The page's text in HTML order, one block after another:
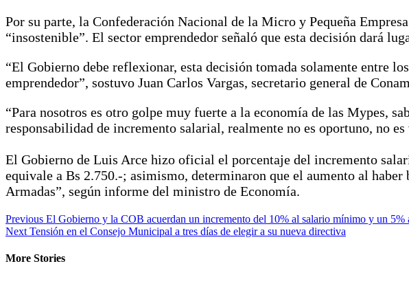
Por su parte, la Confederación Nacional de la Micro y Pequeña
“insostenible”. El sector emprendedor señaló que esta decisión dará
“El Gobierno debe reflexionar, esta decisión tomada solamente entre
emprendedor”, sostuvo Juan Carlos Vargas, secretario general de
“Para nosotros es otro golpe muy fuerte a la economía de las Mypes,
responsabilidad de incremento salarial, realmente no es oportuno, no
El Gobierno de Luis Arce hizo oficial el porcentaje del incremento
equivale a Bs 2.750.-; asimismo, determinaron que el aumento al
Armadas”, según informe del ministro de Economía.
Previous El Gobierno y la COB acuerdan un incremento del 10% al salario mínimo y un 5%
Next Tensión en el Consejo Municipal a tres días de elegir a su nueva directiva
More Stories